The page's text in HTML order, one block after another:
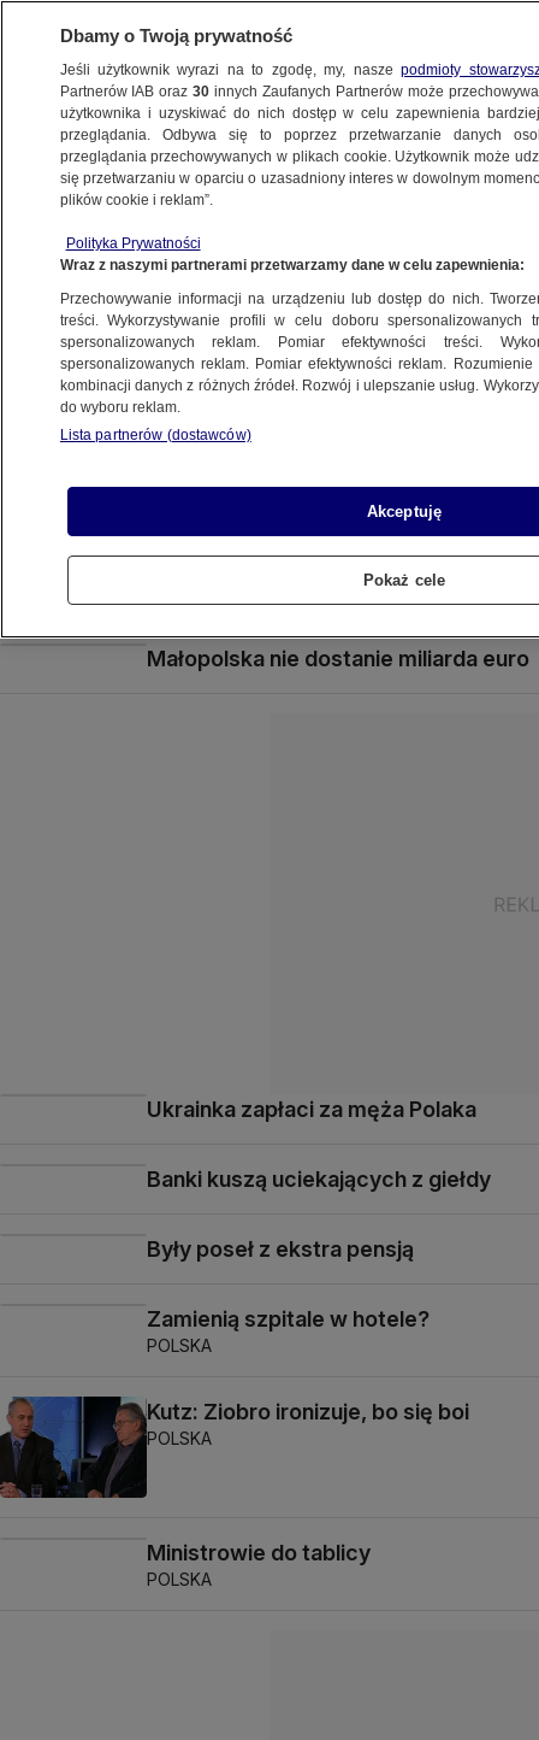
NAJNOWSZE
Posłowie nie spłacili długów
Przemoc w Kenii pochłonęła już tysiąc
ofiar
ŚWIAT
Premier Tusk o tarczy na Słowacji
POLSKA
Szybki zmierzch lewicy
Małopolska nie dostanie miliarda euro
Ukrainka zapłaci za męża Polaka
Banki kuszą uciekających z giełdy
Były poseł z ekstra pensją
Zamienią szpitale w hotele?
POLSKA
Kutz: Ziobro ironizuje, bo się boi
POLSKA
Ministrowie do tablicy
POLSKA
Dbamy o Twoją prywatność
Jeśli użytkownik wyrazi na to zgodę, my, naszepodmioty
Partnerów IAB oraz30 innych Zaufanych Partnerów może
użytkownika i uzyskiwać do nich dostęp w celu zapewnienia
przeglądania. Odbywa się to poprzez przetwarzanie danych
przeglądania przechowywanych w plikach cookie. Użytkownik może
się przetwarzaniu w oparciu o uzasadniony interes w dowolnym
plików cookie i reklam”.
Polityka Prywatności
Wraz z naszymi partnerami przetwarzamy dane w celu zapewnienia:
Przechowywanie informacji na urządzeniu lub dostęp do nich.
treści. Wykorzystywanie profili w celu doboru spersonalizowanych
spersonalizowanych reklam. Pomiar efektywności treści.
spersonalizowanych reklam. Pomiar efektywności reklam.
kombinacji danych z różnych źródeł. Rozwój i ulepszanie usług.
do wyboru reklam.
Lista partnerów (dostawców)
Akceptuję
Pokaż cele